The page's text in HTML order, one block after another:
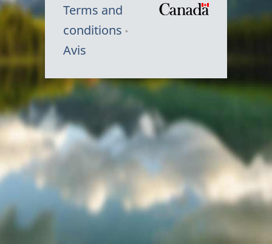
Terms and
conditions
Avis
Symbole
du